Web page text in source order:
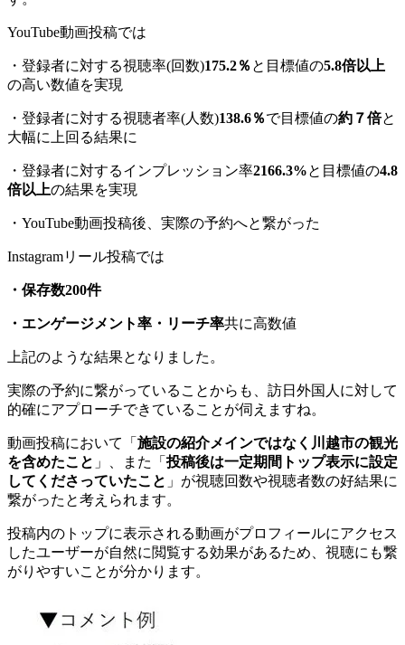
YouTube動画投稿では
・登録者に対する視聴率(回数)175.2％ と目標値の5.8倍以上
の高い数値を実現
・登録者に対する視聴者率(人数)138.6％で目標値の約７倍と
大幅に上回る結果に
・登録者に対するインプレッション率2166.3%と目標値の4.8
倍以上の結果を実現
・YouTube動画投稿後、実際の予約へと繋がった
Instagramリール投稿では
・保存数200件
・エンゲージメント率・リーチ率共に高数値
上記のような結果となりました。
実際の予約に繋がっていることからも、訪日外国人に対して
的確にアプローチできていることが伺えますね。
動画投稿において「 施設の紹介メインではなく川越市の観光
を含めたこと 」、また「投稿後は一定期間トップ表示に設定
してくださっていたこと 」が視聴回数や視聴者数の好結果に
繋がったと考えられます。
投稿内のトップに表示される動画がプロフィールにアクセス
したユーザーが自然に閲覧する効果があるため、視聴にも繋
がりやすいことが分かります。